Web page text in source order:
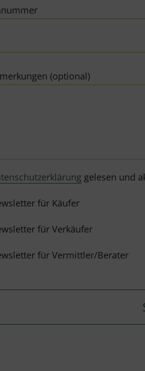
(optional)
gelesen und
für Käufer
für Verkäufer
für Vermittler/Berater